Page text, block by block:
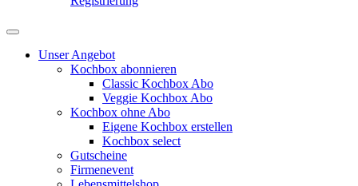
Unser Angebot
Kochbox abonnieren
Classic Kochbox Abo
Veggie Kochbox Abo
Kochbox ohne Abo
Eigene Kochbox erstellen
Kochbox select
Gutscheine
Firmenevent